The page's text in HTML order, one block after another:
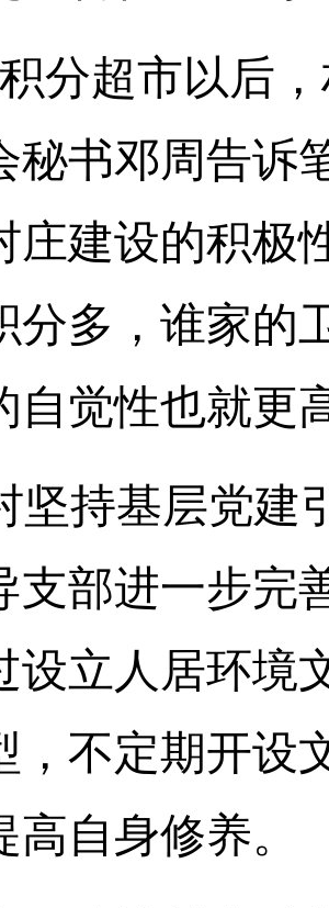
分超市以后
秘书邓周告诉
庄建设的积极
分多，谁家的
自觉性也就更
坚持基层党建
支部进一步完
设立人居环境
，不定期开设
自身修养。